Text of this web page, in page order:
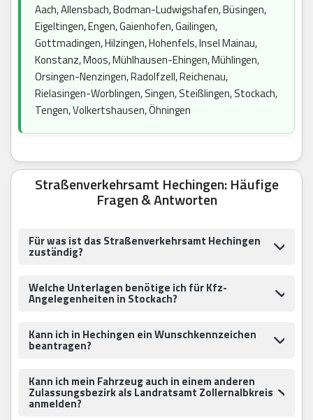
Aach, Allensbach, Bodman-Ludwigshafen, Büsingen,
Eigeltingen, Engen, Gaienhofen, Gailingen,
Gottmadingen, Hilzingen, Hohenfels, Insel Mainau,
Konstanz, Moos, Mühlhausen-Ehingen, Mühlingen,
Orsingen-Nenzingen, Radolfzell, Reichenau,
Rielasingen-Worblingen, Singen, Steißlingen, Stockach,
Tengen, Volkertshausen, Öhningen
Straßenverkehrsamt Hechingen: Häufige
Fragen & Antworten
Für was ist das Straßenverkehrsamt Hechingen
zuständig?
Welche Unterlagen benötige ich für Kfz-
Angelegenheiten in Stockach?
Kann ich in Hechingen ein Wunschkennzeichen
beantragen?
Kann ich mein Fahrzeug auch in einem anderen
Zulassungsbezirk als Landratsamt Zollernalbkreis
anmelden?